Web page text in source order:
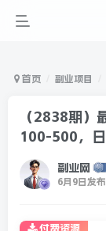
首页 副业项目
（2838期）
100-500，日
副业网
6月9日发布
付费资源